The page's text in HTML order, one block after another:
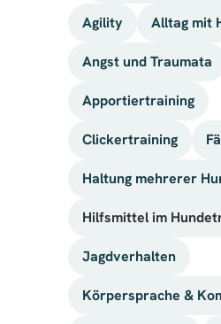
Agility Alltag mit
Angst und Traumata
Apportiertraining
Clickertraining
Haltung mehrerer
Hilfsmittel im
Jagdverhalten
Körpersprache &